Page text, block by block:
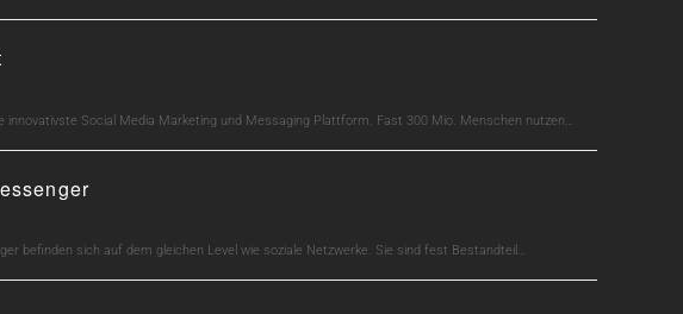
innovativste Social Media Marketing und Messaging Plattform. Fast 300 Mio. Menschen nutzen…
befinden sich auf dem gleichen Level wie soziale Netzwerke. Sie sind fest Bestandteil…